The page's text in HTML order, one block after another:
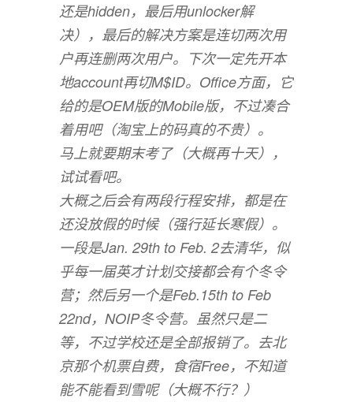
还是hidden，最后用unlocker解
决），最后的解决方案是连切两次用
户再连删两次用户。下次一定先开本
地account再切M$ID。Office方面，它
给的是OEM版的Mobile版，不过凑合
着用吧（淘宝上的码真的不贵）。
马上就要期末考了（大概再十天），
试试看吧。
大概之后会有两段行程安排，都是在
还没放假的时候（强行延长寒假）。
一段是Jan. 29th to Feb. 2去清华，似
乎每一届英才计划交接都会有个冬令
营；然后另一个是Feb.15th to Feb
22nd，NOIP冬令营。虽然只是二
等，不过学校还是全部报销了。去北
京那个机票自费，食宿Free，不知道
能不能看到雪呢（大概不行？）